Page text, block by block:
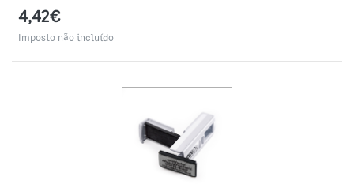
4,42€
Imposto não incluído